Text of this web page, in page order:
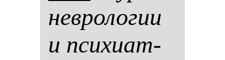
нев­ро­ло­гии
и пси­хи­ат­